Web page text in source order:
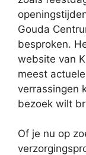
Gouda
besproken.
website van
meest
verrassingen
bezoek wilt
Of je nu op